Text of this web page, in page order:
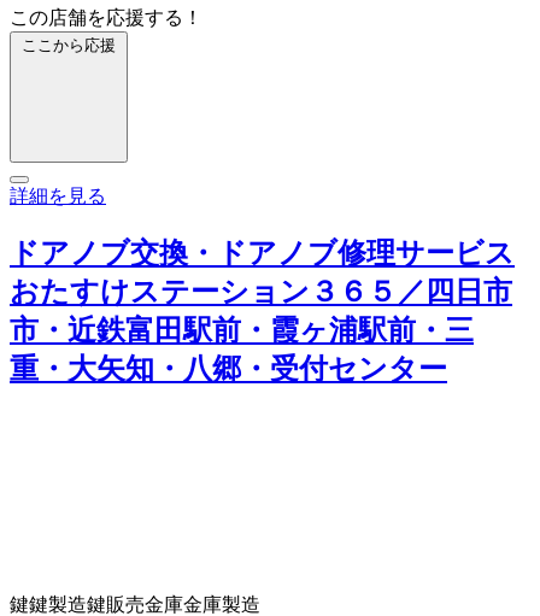
この店舗を応援する！
ここから応援
詳細を見る
ドアノブ交換・ドアノブ修理サービス
おたすけステーション３６５／四日市
市・近鉄富田駅前・霞ヶ浦駅前・三
重・大矢知・八郷・受付センター
鍵鍵製造鍵販売金庫金庫製造